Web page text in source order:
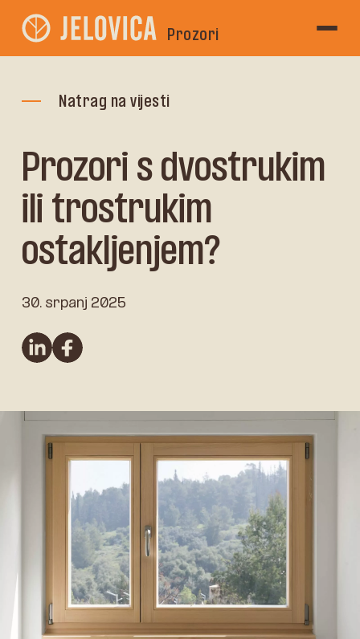
Prozori
Natrag na vijesti
Prozori s dvostrukim
ili trostrukim
ostakljenjem?
30. srpanj 2025
linkedinFacebook